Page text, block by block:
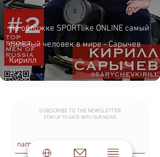
На обложке SPORTlike ONLINE самый
сильный человек в мире - Сарычев
Кирилл
Interview
SUBSCRIBE TO THE NEWSLETTER
STAY UP TO DATE WITH OUR NEWS